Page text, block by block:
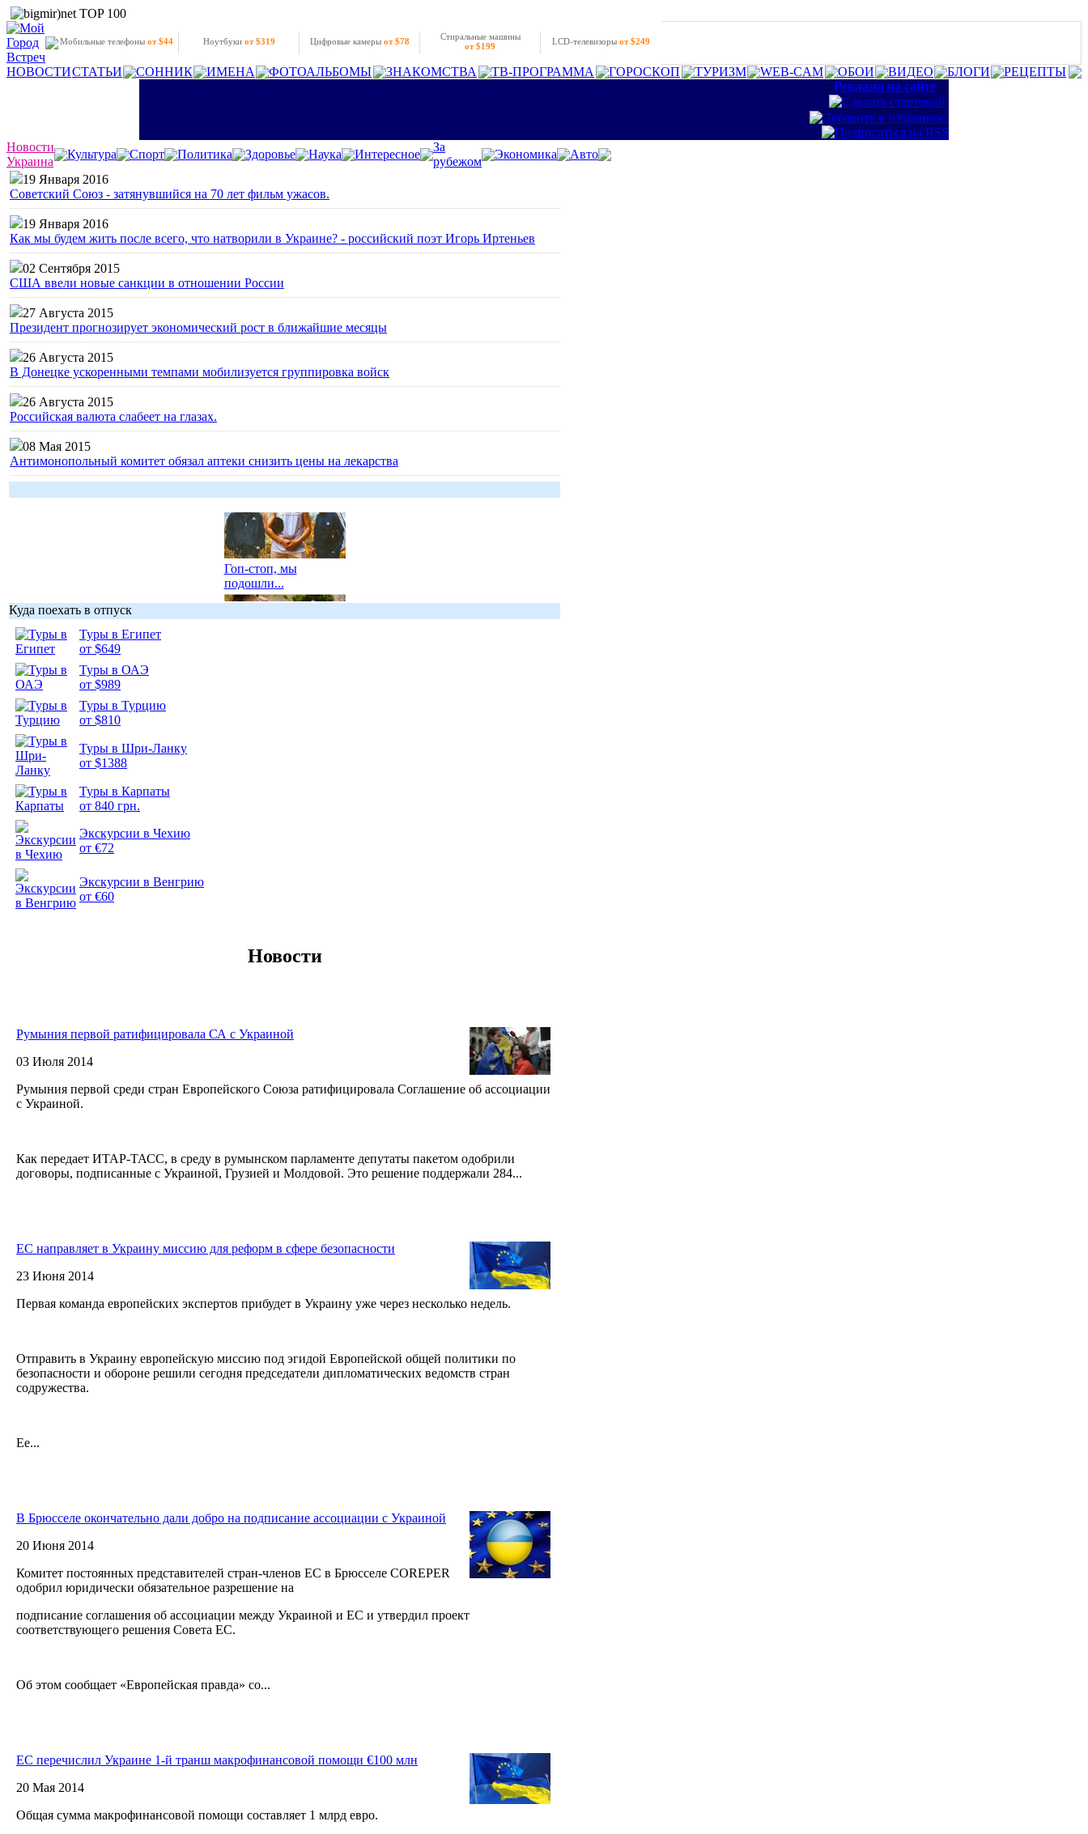
Мобильные телефоны от $44 Ноутбуки от $319 Цифровые камеры от $78
Стиральные машины
от $199
LCD-телевизоры от $249
НОВОСТИСТАТЬИ СОННИК ИМЕНА ФОТОАЛЬБОМЫ ЗНАКОМСТВА ТВ-ПРОГРАММА ГОРОСКОП ТУРИЗМ WEB-CAM ОБОИ ВИДЕО БЛОГИ
РЕЦЕПТЫ
:: Реклама на сайте ::
Новости
Украина
Культура Спорт Политика Здоровье Наука Интересное
За
рубежом
Экономика
Авто
19 Января 2016
Советский Союз - затянувшийся на 70 лет фильм ужасов.
19 Января 2016
Как мы будем жить после всего, что натворили в Украине? - российский поэт Игорь Иртеньев
02 Сентября 2015
США ввели новые санкции в отношении России
27 Августа 2015
Президент прогнозирует экономический рост в ближайшие месяцы
26 Августа 2015
В Донецке ускоренными темпами мобилизуется группировка войск
26 Августа 2015
Российская валюта слабеет на глазах.
08 Мая 2015
Антимонопольный комитет обязал аптеки снизить цены на лекарства
Гоп-стоп, мы
подошли...
Куда поехать в отпуск
Туры в Египет
от $649
Туры в ОАЭ
от $989
Туры в Турцию
от $810
Туры в Шри-Ланку
от $1388
Туры в Карпаты
от 840 грн.
Экскурсии в Чехию
от €72
Экскурсии в Венгрию
от €60
Новости
Румыния первой ратифицировала СА с Украиной
03 Июля 2014
Румыния первой среди стран Европейского Союза ратифицировала Соглашение об ассоциации
с Украиной.
Как передает ИТАР-ТАСС, в среду в румынском парламенте депутаты пакетом одобрили
договоры, подписанные с Украиной, Грузией и Молдовой. Это решение поддержали 284...
ЕС направляет в Украину миссию для реформ в сфере безопасности
23 Июня 2014
Первая команда европейских экспертов прибудет в Украину уже через несколько недель.
Отправить в Украину европейскую миссию под эгидой Европейской общей политики по
безопасности и обороне решили сегодня председатели дипломатических ведомств стран
содружества.
Ее...
В Брюсселе окончательно дали добро на подписание ассоциации с Украиной
20 Июня 2014
Комитет постоянных представителей стран-членов ЕС в Брюсселе COREPER
одобрил юридически обязательное разрешение на
подписание соглашения об ассоциации между Украиной и ЕС и утвердил проект
соответствующего решения Совета ЕС.
Об этом сообщает «Европейская правда» со...
ЕС перечислил Украине 1-й транш макрофинансовой помощи €100 млн
20 Мая 2014
Общая сумма макрофинансовой помощи составляет 1 млрд евро.